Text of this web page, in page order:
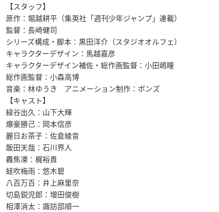
【スタッフ】
原作：堀越耕平（集英社「週刊少年ジャンプ」連載）
監督：長崎健司
シリーズ構成・脚本：黒田洋介（スタジオオルフェ）
キャラクターデザイン：馬越嘉彦
キャラクターデザイン補佐・総作画監督：小田嶋瞳
総作画監督：小森高博
音楽：林ゆうき アニメーション制作：ボンズ
【キャスト】
緑谷出久：山下大輝
爆豪勝己：岡本信彦
麗日お茶子：佐倉綾音
飯田天哉：石川界人
轟焦凍：梶裕貴
蛙吹梅雨：悠木碧
八百万百：井上麻里奈
切島鋭児郎：増田俊樹
相澤消太：諏訪部順一